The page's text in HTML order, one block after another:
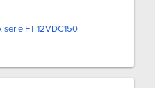
FT 12VDC150